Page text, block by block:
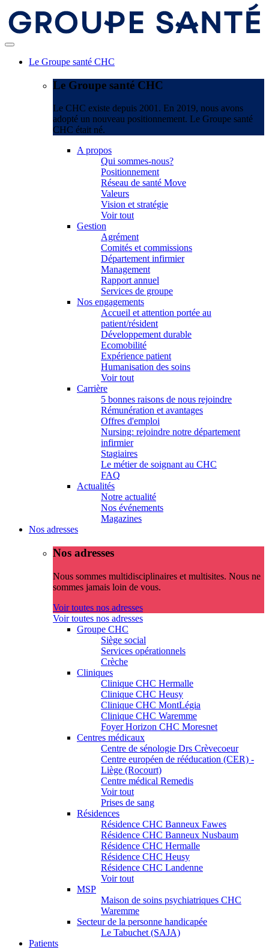
Le Groupe santé CHC
Le Groupe santé CHC
Le CHC existe depuis 2001. En 2019, nous avons
adopté un nouveau positionnement. Le Groupe santé
CHC était né.
A propos
Qui sommes-nous?
Positionnement
Réseau de santé Move
Valeurs
Vision et stratégie
Voir tout
Gestion
Agrément
Comités et commissions
Département infirmier
Management
Rapport annuel
Services de groupe
Nos engagements
Accueil et attention portée au
patient/résident
Développement durable
Ecomobilité
Expérience patient
Humanisation des soins
Voir tout
Carrière
5 bonnes raisons de nous rejoindre
Rémunération et avantages
Offres d'emploi
Nursing: rejoindre notre département
infirmier
Stagiaires
Le métier de soignant au CHC
FAQ
Actualités
Notre actualité
Nos événements
Magazines
Nos adresses
Nos adresses
Nous sommes multidisciplinaires et multisites. Nous ne
sommes jamais loin de vous.
Voir toutes nos adresses
Voir toutes nos adresses
Groupe CHC
Siège social
Services opérationnels
Crèche
Cliniques
Clinique CHC Hermalle
Clinique CHC Heusy
Clinique CHC MontLégia
Clinique CHC Waremme
Foyer Horizon CHC Moresnet
Centres médicaux
Centre de sénologie Drs Crèvecoeur
Centre européen de rééducation (CER) -
Liège (Rocourt)
Centre médical Remedis
Voir tout
Prises de sang
Résidences
Résidence CHC Banneux Fawes
Résidence CHC Banneux Nusbaum
Résidence CHC Hermalle
Résidence CHC Heusy
Résidence CHC Landenne
Voir tout
MSP
Maison de soins psychiatriques CHC
Waremme
Secteur de la personne handicapée
Le Tabuchet (SAJA)
Patients